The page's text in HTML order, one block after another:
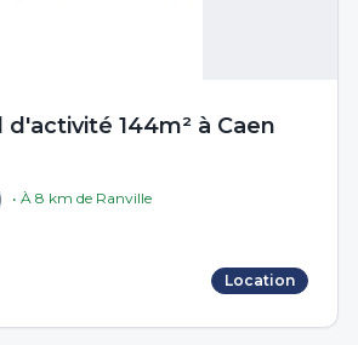
d'activité 144m² à Caen
• À 8 km de Ranville
Location